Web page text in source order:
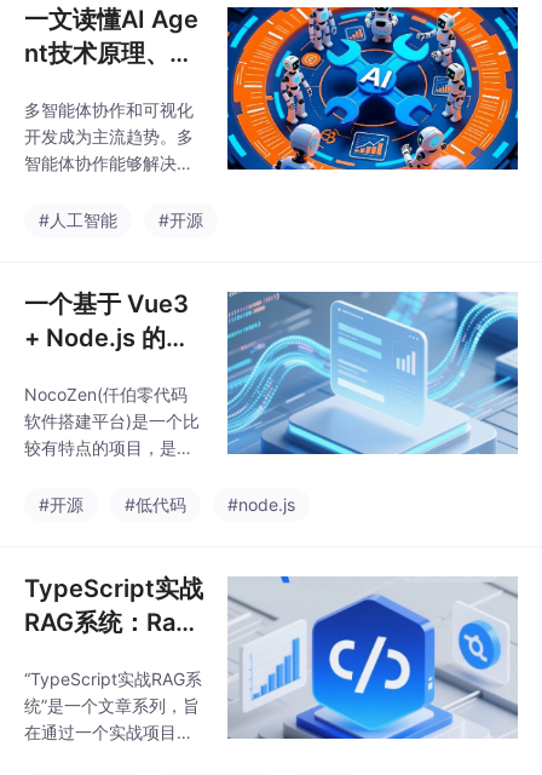
首篇，旨在通过现有热
点Rag开源项目的调研
了解相关开源技术应用
实践，未后续学习和开
发提供参考。
一文读懂AI Age
nt技术原理、技
状
多智能体协作和可视化
开发成为主流趋势。多
智能体协作能够解决复
够降低使用门槛，这两
未来AI Agent技术将更
加智能、更加可控、更
加易用。通过合理的技
新，开发者能够在AI Ag
ent时代创造新的价值。
未来，AI Agent将成为
力，成为人类的重要技
#人工智能 #开源
一个基于 Vue3
+ Node.js 的简
coZen零代码发
布
NocoZen(仟伯零代码
软件搭建平台)是一个比
较有特点的项目，是一
s 构建的零代码/低代码
快速搭建各类业务系统
的解决方案，NocoZen
已经实现的核心功能足
产品媲美，只不过成熟
度还是有明显的差距，
但是已经初步具备了生
#开源 #低代码 #node.js
TypeScript实战
RAG系统：Rag
“TypeScript实战RAG系
统”是一个文章系列，旨
在通过一个实战项目的